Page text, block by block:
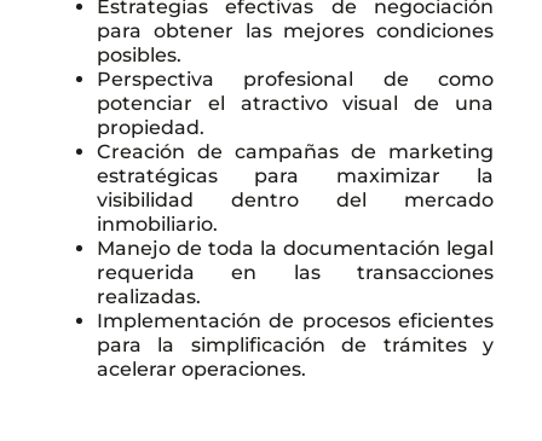
Estrategias efectivas de negociación
para obtener las mejores condiciones
posibles.
Perspectiva profesional de como
potenciar el atractivo visual de una
propiedad.
Creación de campañas de marketing
estratégicas para maximizar la
visibilidad dentro del mercado
inmobiliario.
Manejo de toda la documentación legal
requerida en las transacciones
realizadas.
Implementación de procesos eficientes
para la simplificación de trámites y
acelerar operaciones.